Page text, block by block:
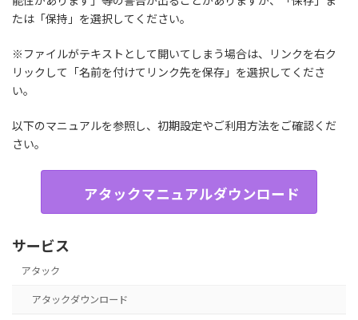
たは「保持」を選択してください。
※ファイルがテキストとして開いてしまう場合は、リンクを右ク
リックして「名前を付けてリンク先を保存」を選択してくださ
い。
以下のマニュアルを参照し、初期設定やご利用方法をご確認くだ
さい。
アタックマニュアルダウンロード
サービス
アタック
アタックダウンロード